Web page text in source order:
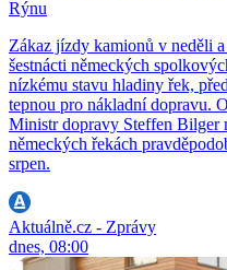
Rýnu
Zákaz jízdy kamionů v neděli
šestnácti německých
nízkému stavu hladiny řek,
tepnou pro nákladní dopravu.
Ministr dopravy Steffen Bilger
německých řekách
srpen.
Aktuálně.cz - Zprávy
dnes, 08:00